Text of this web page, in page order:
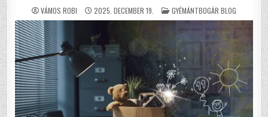
VÁMOS ROBI 2025. DECEMBER 19. POSTED
IN
GYÉMÁNTBOGÁR BLOG